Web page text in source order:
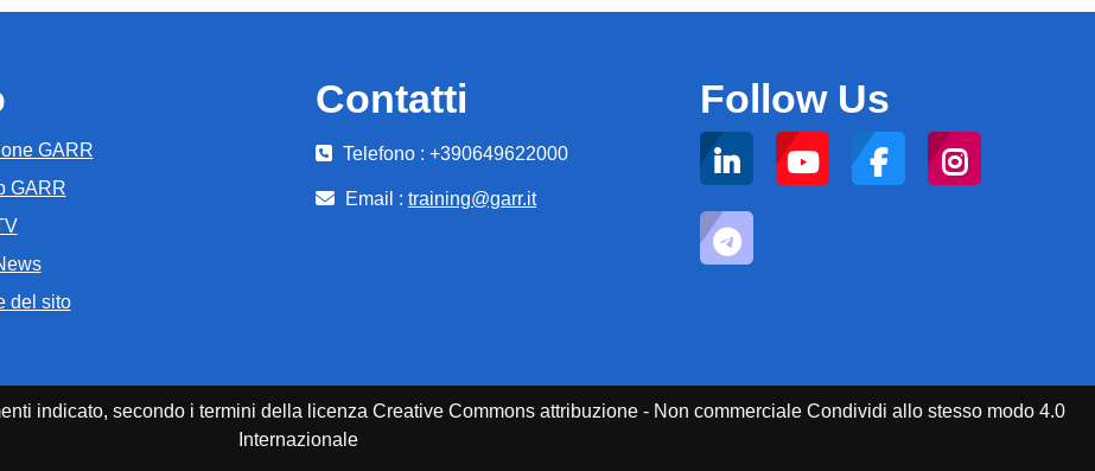
GARR
GARR
del sito
Contatti
Telefono : +390649622000
Email : training@garr.it
Follow Us
indicato, secondo i termini della licenza Creative Commons attribuzione - Non commerciale Condividi allo stesso modo 4.0
Internazionale